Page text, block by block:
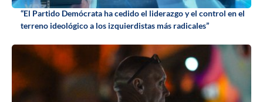
“El Partido Demócrata ha cedido el liderazgo y el control en el
terreno ideológico a los izquierdistas más radicales”